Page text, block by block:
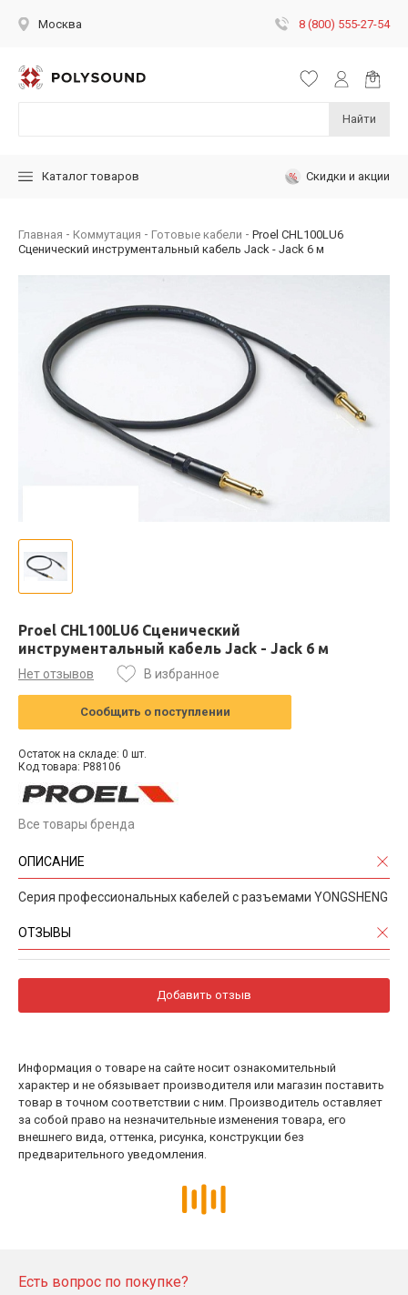
Москва 8 (800) 555-27-54
Найти
Каталог товаров Скидки и акции
Главная Коммутация Готовые кабели
Proel CHL100LU6
Сценический инструментальный кабель Jack - Jack 6 м
Proel CHL100LU6 Сценический
инструментальный кабель Jack - Jack 6 м
Нет отзывов В избранное
Сообщить о поступлении
Остаток на складе: 0 шт.
Код товара: P88106
Все товары бренда
ОПИСАНИЕ
Серия профессиональных кабелей с разъемами YONGSHENG
ОТЗЫВЫ
Добавить отзыв
Информация о товаре на сайте носит ознакомительный
характер и не обязывает производителя или магазин поставить
товар в точном соответствии с ним. Производитель оставляет
за собой право на незначительные изменения товара, его
внешнего вида, оттенка, рисунка, конструкции без
предварительного уведомления.
Есть вопрос по покупке?